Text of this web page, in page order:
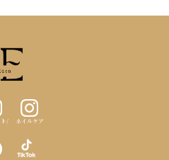
/
ネイルケア